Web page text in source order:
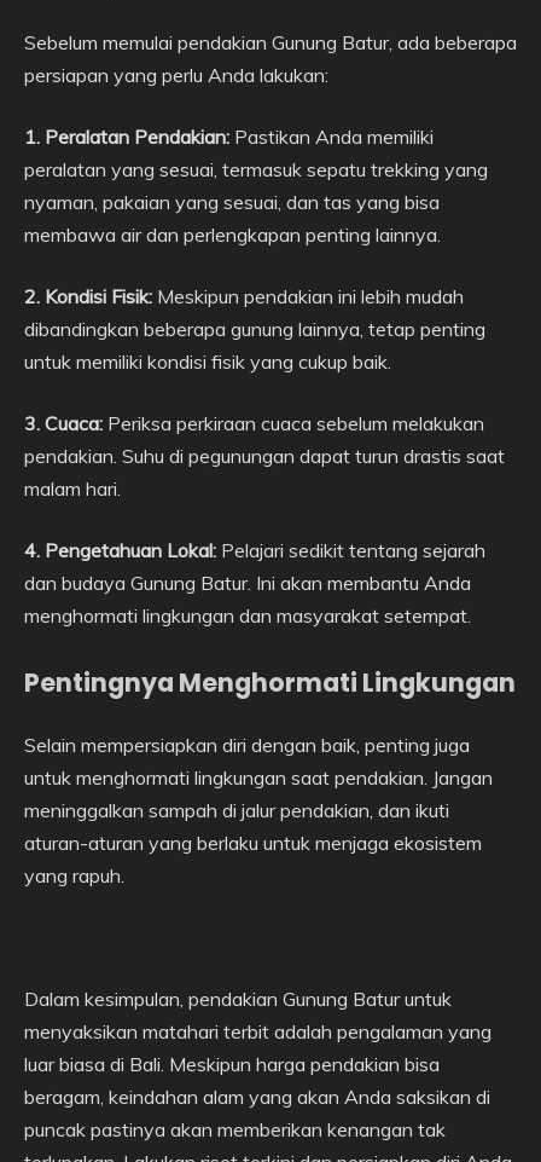
Sebelum memulai pendakian Gunung Batur, ada beberapa
persiapan yang perlu Anda lakukan:
1. Peralatan Pendakian: Pastikan Anda memiliki
peralatan yang sesuai, termasuk sepatu trekking yang
nyaman, pakaian yang sesuai, dan tas yang bisa
membawa air dan perlengkapan penting lainnya.
2. Kondisi Fisik: Meskipun pendakian ini lebih mudah
dibandingkan beberapa gunung lainnya, tetap penting
untuk memiliki kondisi fisik yang cukup baik.
3. Cuaca: Periksa perkiraan cuaca sebelum melakukan
pendakian. Suhu di pegunungan dapat turun drastis saat
malam hari.
4. Pengetahuan Lokal: Pelajari sedikit tentang sejarah
dan budaya Gunung Batur. Ini akan membantu Anda
menghormati lingkungan dan masyarakat setempat.
Pentingnya Menghormati Lingkungan
Selain mempersiapkan diri dengan baik, penting juga
untuk menghormati lingkungan saat pendakian. Jangan
meninggalkan sampah di jalur pendakian, dan ikuti
aturan-aturan yang berlaku untuk menjaga ekosistem
yang rapuh.
Dalam kesimpulan, pendakian Gunung Batur untuk
menyaksikan matahari terbit adalah pengalaman yang
luar biasa di Bali. Meskipun harga pendakian bisa
beragam, keindahan alam yang akan Anda saksikan di
puncak pastinya akan memberikan kenangan tak